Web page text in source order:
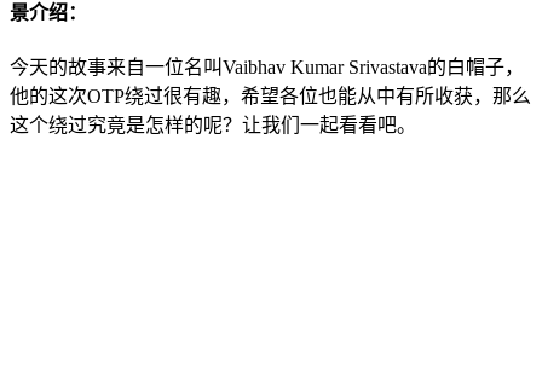
景介绍：
今天的故事来自一位名叫Vaibhav Kumar Srivastava的白帽子，
他的这次OTP绕过很有趣，希望各位也能从中有所收获，那么
这个绕过究竟是怎样的呢？让我们一起看看吧。